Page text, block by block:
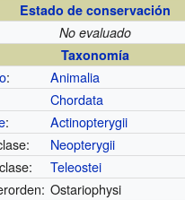
Estado de conservación
No evaluado
Taxonomía
:
Animalia
Chordata
:
Actinopterygii
Neopterygii
Teleostei
Ostariophysi